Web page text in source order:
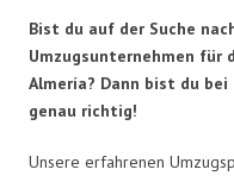
Bist du auf der Suche
Umzugsunternehmen für
Almería? Dann bist du
genau richtig!
Unsere erfahrenen